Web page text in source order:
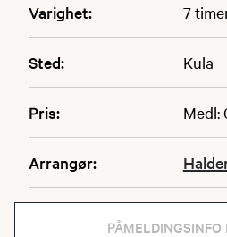
Varighet: 7
Sted: Kula
Pris: Medl:
Arrangør: